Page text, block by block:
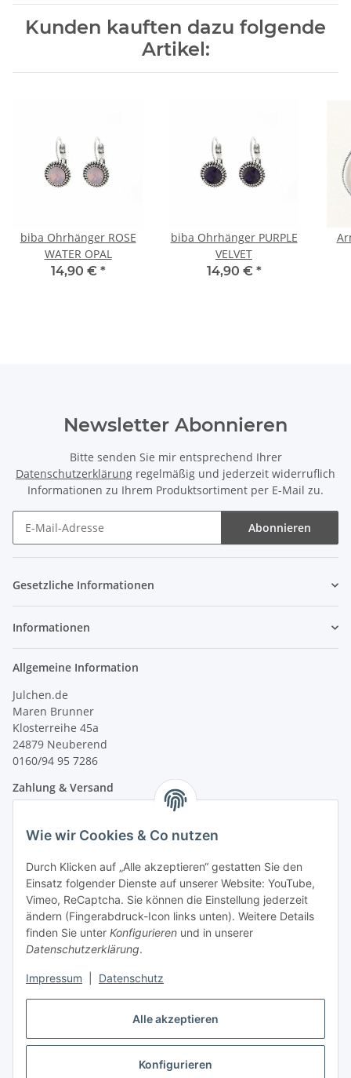
Alle akzeptieren
Konfigurieren
Wie wir Cookies & Co nutzen
Durch Klicken auf „Alle akzeptieren“ gestatten Sie den
Einsatz folgender Dienste auf unserer Website: YouTube,
Vimeo, ReCaptcha. Sie können die Einstellung jederzeit
ändern (Fingerabdruck-Icon links unten). Weitere Details
finden Sie unter Konfigurieren und in unserer
Datenschutzerklärung.
Impressum Datenschutz
Kunden kauften dazu folgende
Artikel:
biba Ohrhänger ROSE
WATER OPAL
14,90 € *
biba Ohrhänger PURPLE
VELVET
14,90 € *
Newsletter Abonnieren
Bitte senden Sie mir entsprechend Ihrer
Datenschutzerklärung regelmäßig und jederzeit widerruflich
Informationen zu Ihrem Produktsortiment per E-Mail zu.
Abonnieren
Gesetzliche Informationen
Informationen
Allgemeine Information
Julchen.de
Maren Brunner
Klosterreihe 45a
24879 Neuberend
0160/94 95 7286
Zahlung & Versand
Vertrag widerrufen